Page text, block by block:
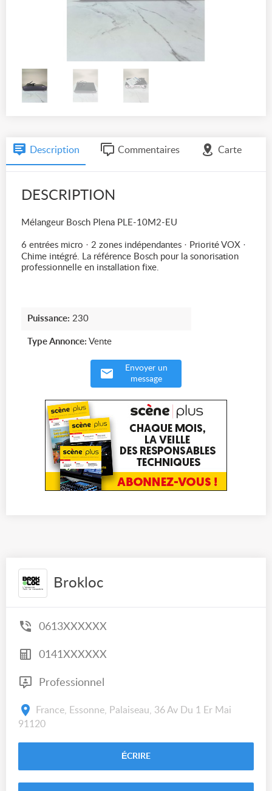
Description Commentaires Carte
DESCRIPTION
Mélangeur Bosch Plena PLE-10M2-EU
6 entrées micro · 2 zones indépendantes · Priorité VOX ·
Chime intégré. La référence Bosch pour la sonorisation
professionnelle en installation fixe.
Puissance: 230
Type Annonce: Vente
Envoyer un
message
Brokloc
0613XXXXXX
0141XXXXXX
Professionnel
France, Essonne, Palaiseau, 36 Av Du 1 Er Mai
91120
ÉCRIRE